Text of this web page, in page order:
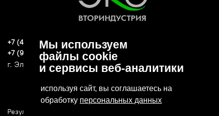
Мы используем
файлы cookie
и сервисы веб-аналитики
используя сайт, вы соглашаетесь на
обработку персональных данных
г. Электросталь, ул. Спортивная, д. 47А
ekoind93@yandex.ru
+7 (496) 570-37-15
+7 (919) 776-04-79
Результаты СОУТ